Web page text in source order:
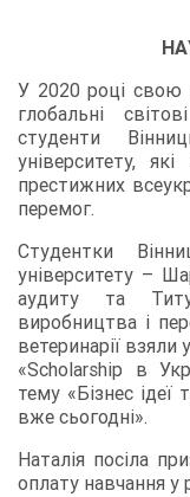
У 2020 році свою
глобальні
студенти
університету,
престижних
перемог.
Студентки
університету –
аудиту та
виробництва і
ветеринарії взяли
«Scholarship в
тему «Бізнес
вже сьогодні».
Наталія посіла
оплату навчання у